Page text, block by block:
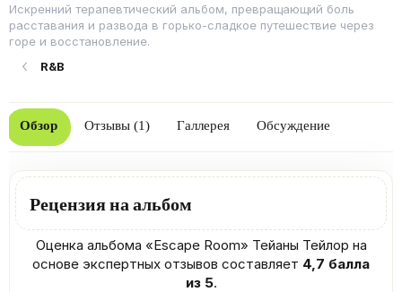
л
н
a
e
0
0
з
Искренний терапевтический альбом, превращающий боль
расставания и развода в горько-сладкое путешествие через
горе и восстановление.
R&B
Обзор Отзывы (1) Галлерея Обсуждение
Рецензия на альбом
Оценка альбома «Escape Room» Тейаны Тейлор на
основе экспертных отзывов составляет 4,7 балла
из 5.